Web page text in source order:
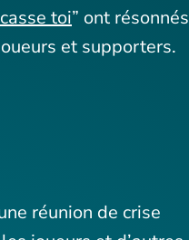
toi” ont résonnés
et supporters.
réunion de crise